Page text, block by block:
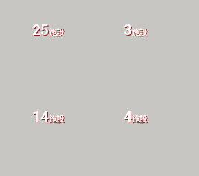
14施設 4施設
25施設 3施設